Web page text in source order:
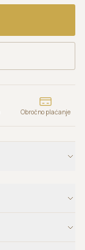
Obročno plaćanje